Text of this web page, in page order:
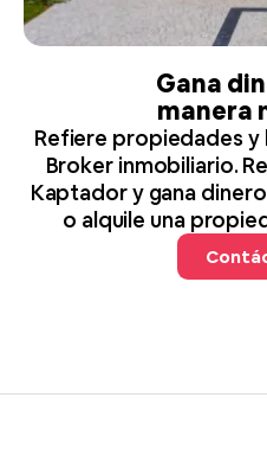
Gana
manera
Refiere propiedades y
Broker inmobiliario.
Kaptador y gana
o alquile una